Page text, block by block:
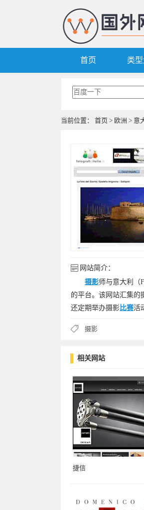
首页 类
当前位置： 首页 > 欧洲 > 意
网站简介：
摄影师与意大利（
的平台。该网站汇集的
还定期举办摄影比赛活
摄影
相关网站
捷信